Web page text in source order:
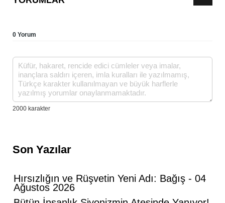
0 Yorum
Son Yazılar
Hırsızlığın ve Rüşvetin Yeni Adı: Bağış - 04
Ağustos 2026